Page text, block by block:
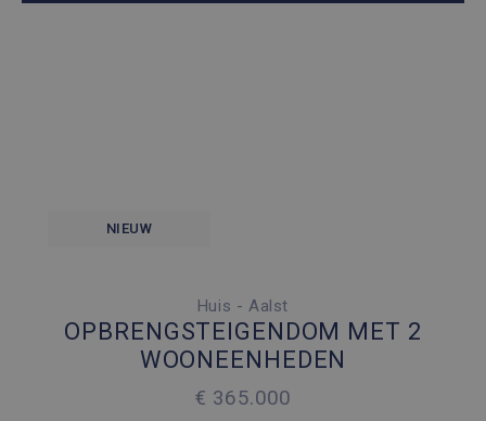
NIEUW
2 SLAAPKAMERS
3 PARKEERPLAATSEN
150 M2
Huis - Aalst
OPBRENGSTEIGENDOM MET 2
WOONEENHEDEN
€ 365.000